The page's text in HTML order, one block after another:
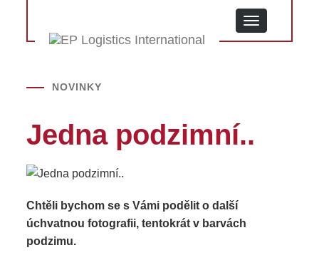
MENU
NOVINKY
Jedna podzimní..
Chtěli bychom se s Vámi podělit o další
úchvatnou fotografii, tentokrát v barvách
podzimu.